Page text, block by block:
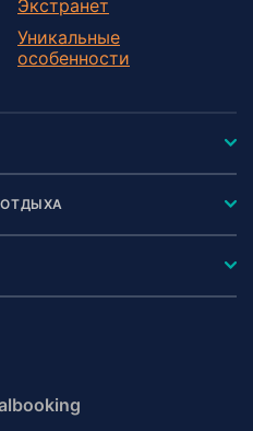
Экстранет
Уникальные
особенности